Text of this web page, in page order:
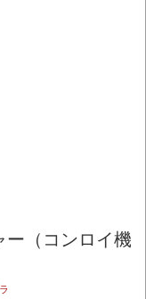
ー（コンロイ機